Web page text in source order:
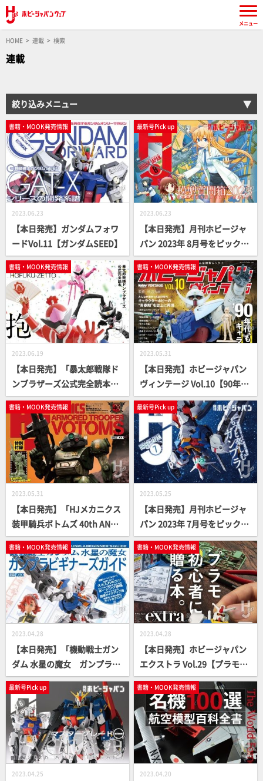
HOME 連載 検索
連載
絞り込みメニュー
書籍・MOOK発売情報
2023.06.23
【本日発売】ガンダムフォワ
ードVol.11【ガンダムSEED】
最新号Pick up
2023.06.23
【本日発売】月刊ホビージャ
パン 2023年 8月号をピックア
ップ！
書籍・MOOK発売情報
2023.06.19
【本日発売】「暴太郎戦隊ド
ンブラザーズ公式完全読本」
【スーパー戦隊】
書籍・MOOK発売情報
2023.05.31
【本日発売】ホビージャパン
ヴィンテージ Vol.10【90年
代】
書籍・MOOK発売情報
2023.05.31
【本日発売】「HJメカニクス
装甲騎兵ボトムズ 40th ANNI
VERSARY SPECIAL」【豪華付
録つき】
最新号Pick up
2023.05.25
【本日発売】月刊ホビージャ
パン 2023年 7月号をピックア
ップ！
書籍・MOOK発売情報
2023.04.28
【本日発売】「機動戦士ガン
ダム 水星の魔女 ガンプラビ
ギナーズガイド」【How T
o】
書籍・MOOK発売情報
2023.04.28
【本日発売】ホビージャパン
エクストラ Vol.29【プラモ初
心者 】
最新号Pick up
2023.04.25
書籍・MOOK発売情報
2023.04.20
メニュー